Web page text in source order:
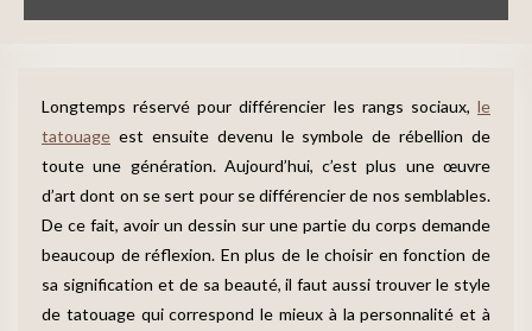
Longtemps réservé pour différencier les rangs sociaux, le
tatouage est ensuite devenu le symbole de rébellion de
toute une génération. Aujourd’hui, c’est plus une œuvre
d’art dont on se sert pour se différencier de nos semblables.
De ce fait, avoir un dessin sur une partie du corps demande
beaucoup de réflexion. En plus de le choisir en fonction de
sa signification et de sa beauté, il faut aussi trouver le style
de tatouage qui correspond le mieux à la personnalité et à